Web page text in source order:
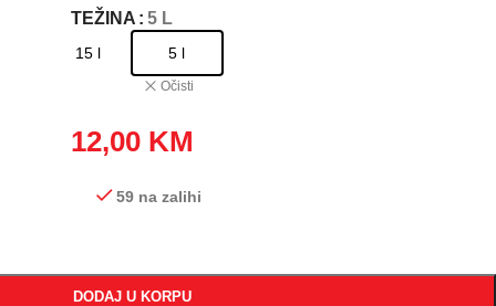
TEŽINA : 5 L
15 l 5 l
Očisti
12,00 KM
59 na zalihi
DODAJ U KORPU